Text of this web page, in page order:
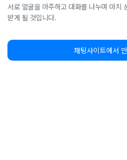
서로 얼굴을 마주하고 대화를 나누며 마치
받게 될 것입니다.
채팅사이트에서